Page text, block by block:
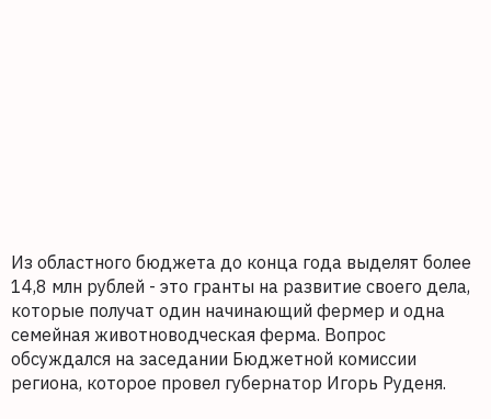
Из областного бюджета до конца года выделят более
14,8 млн рублей - это гранты на развитие своего дела,
которые получат один начинающий фермер и одна
семейная животноводческая ферма. Вопрос
обсуждался на заседании Бюджетной комиссии
региона, которое провел губернатор Игорь Руденя.